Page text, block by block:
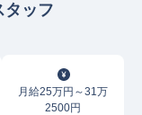
タッフ
月給25万円～31万
2500円